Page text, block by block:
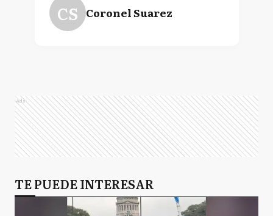
CS Coronel Suarez
Ads
TE PUEDE INTERESAR